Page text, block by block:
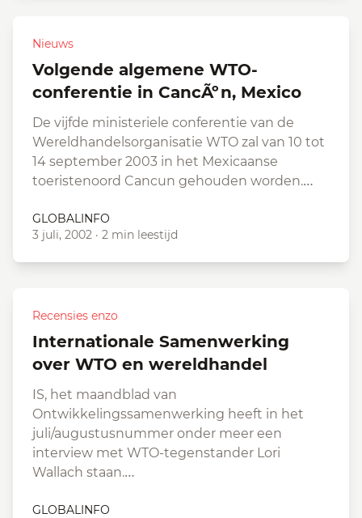
Nieuws
Volgende algemene WTO-
conferentie in CancÃºn, Mexico
De vijfde ministeriele conferentie van de
Wereldhandelsorganisatie WTO zal van 10 tot
14 september 2003 in het Mexicaanse
toeristenoord Cancun gehouden worden.…
GLOBALINFO
3 juli, 2002 · 2 min leestijd
Recensies enzo
Internationale Samenwerking
over WTO en wereldhandel
IS, het maandblad van
Ontwikkelingssamenwerking heeft in het
juli/augustusnummer onder meer een
interview met WTO-tegenstander Lori
Wallach staan.…
GLOBALINFO